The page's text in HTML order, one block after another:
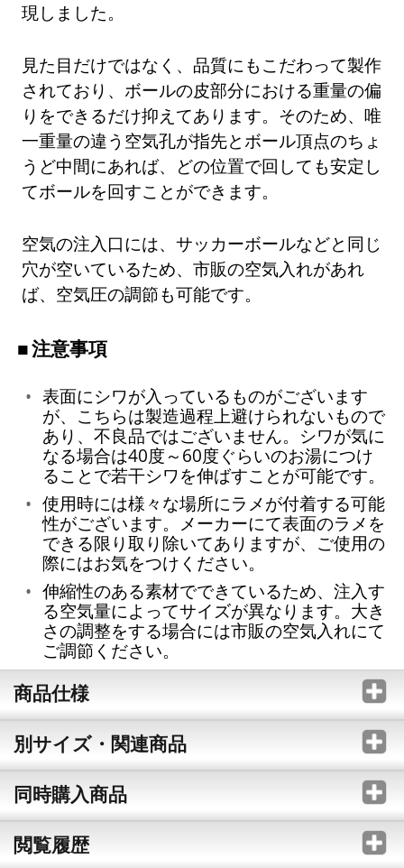
現しました。
見た目だけではなく、品質にもこだわって製作
されており、ボールの皮部分における重量の偏
りをできるだけ抑えてあります。そのため、唯
一重量の違う空気孔が指先とボール頂点のちょ
うど中間にあれば、どの位置で回しても安定し
てボールを回すことができます。
空気の注入口には、サッカーボールなどと同じ
穴が空いているため、市販の空気入れがあれ
ば、空気圧の調節も可能です。
注意事項
表面にシワが入っているものがございます
が、こちらは製造過程上避けられないもので
あり、不良品ではございません。シワが気に
なる場合は40度～60度ぐらいのお湯につけ
ることで若干シワを伸ばすことが可能です。
使用時には様々な場所にラメが付着する可能
性がございます。メーカーにて表面のラメを
できる限り取り除いてありますが、ご使用の
際にはお気をつけください。
伸縮性のある素材でできているため、注入す
る空気量によってサイズが異なります。大き
さの調整をする場合には市販の空気入れにて
ご調節ください。
商品仕様
別サイズ・関連商品
同時購入商品
閲覧履歴